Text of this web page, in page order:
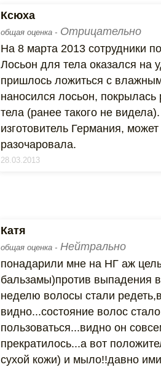
Ксюха
общая оценка - Отрицательно
На 8 марта 2013 сотрудники
Лосьон для тела оказался на
пришлось ложиться с
наносился лосьон,
тела (ранее такого не
изготовитель Германия,
разочаровала.
28.03.2013
Катя
общая оценка - Нейтрально
понадарили мне на НГ аж
бальзамы)против выпадения
неделю волосы стали
видно...состояние волос
пользоваться...видно он
прекратилось...а вот
сухой кожи) и мыло!!давно